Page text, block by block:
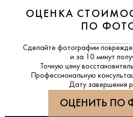
ОЦЕНКА
ПО
Сделайте фотографии
и за
10 минут
Точную цену
Профессиональную
Дату завершения
ОЦЕНИТЬ ПО